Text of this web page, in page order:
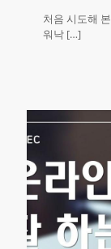
처음 시도해
워낙 […]